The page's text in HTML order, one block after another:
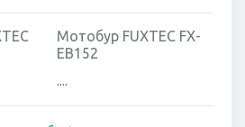
Мотобур FUXTEC FX-
EB152
....